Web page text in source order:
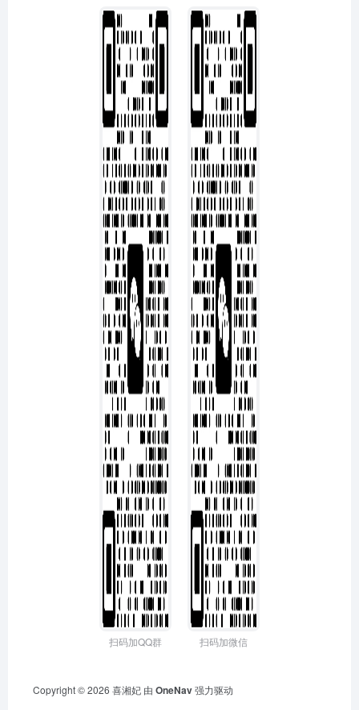
扫码加QQ群 扫码加微信
Copyright © 2026 喜湘妃 由 OneNav强力驱动